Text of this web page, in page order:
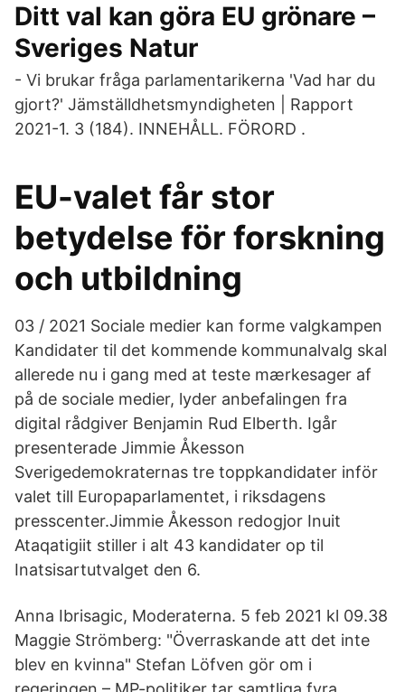
Ditt val kan göra EU grönare –
Sveriges Natur
- Vi brukar fråga parlamentarikerna 'Vad har du
gjort?' Jämställdhetsmyndigheten | Rapport
2021-1. 3 (184). INNEHÅLL. FÖRORD .
EU-valet får stor
betydelse för forskning
och utbildning
03 / 2021 Sociale medier kan forme valgkampen
Kandidater til det kommende kommunalvalg skal
allerede nu i gang med at teste mærkesager af
på de sociale medier, lyder anbefalingen fra
digital rådgiver Benjamin Rud Elberth. Igår
presenterade Jimmie Åkesson
Sverigedemokraternas tre toppkandidater inför
valet till Europaparlamentet, i riksdagens
presscenter.Jimmie Åkesson redogjor Inuit
Ataqatigiit stiller i alt 43 kandidater op til
Inatsisartutvalget den 6.
Anna Ibrisagic, Moderaterna. 5 feb 2021 kl 09.38
Maggie Strömberg: "Överraskande att det inte
blev en kvinna" Stefan Löfven gör om i